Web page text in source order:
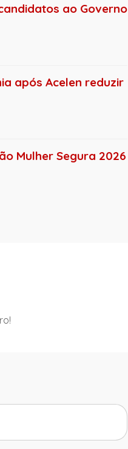
ao Governo
após Acelen reduzir
Mulher Segura 2026